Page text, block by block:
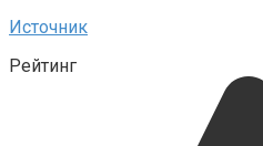
Источник
Рейтинг